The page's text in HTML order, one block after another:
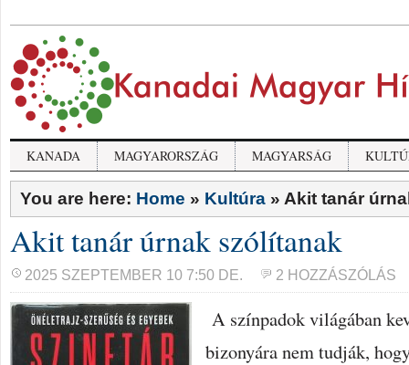
KANADA MAGYARORSZÁG MAGYARSÁG
You are here: Home » Kultúra » Akit tanár
Akit tanár úrnak szólítanak
2025 SZEPTEMBER 10 7:50 DE. 2 HOZZÁSZÓLÁS
A színpadok világában
bizonyára nem tudják,